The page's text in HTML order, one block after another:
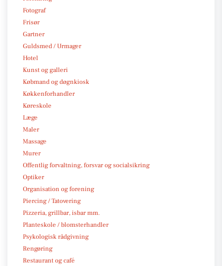
Fotograf
Frisør
Gartner
Guldsmed / Urmager
Hotel
Kunst og galleri
Købmand og døgnkiosk
Køkkenforhandler
Køreskole
Læge
Maler
Massage
Murer
Offentlig forvaltning, forsvar og socialsikring
Optiker
Organisation og forening
Piercing / Tatovering
Pizzeria, grillbar, isbar mm.
Planteskole / blomsterhandler
Psykologisk rådgivning
Rengøring
Restaurant og café